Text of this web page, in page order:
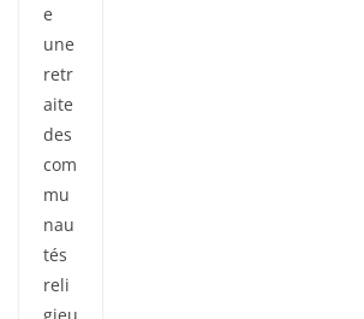
e
une
retr
aite
des
com
mu
nau
tés
reli
gieu